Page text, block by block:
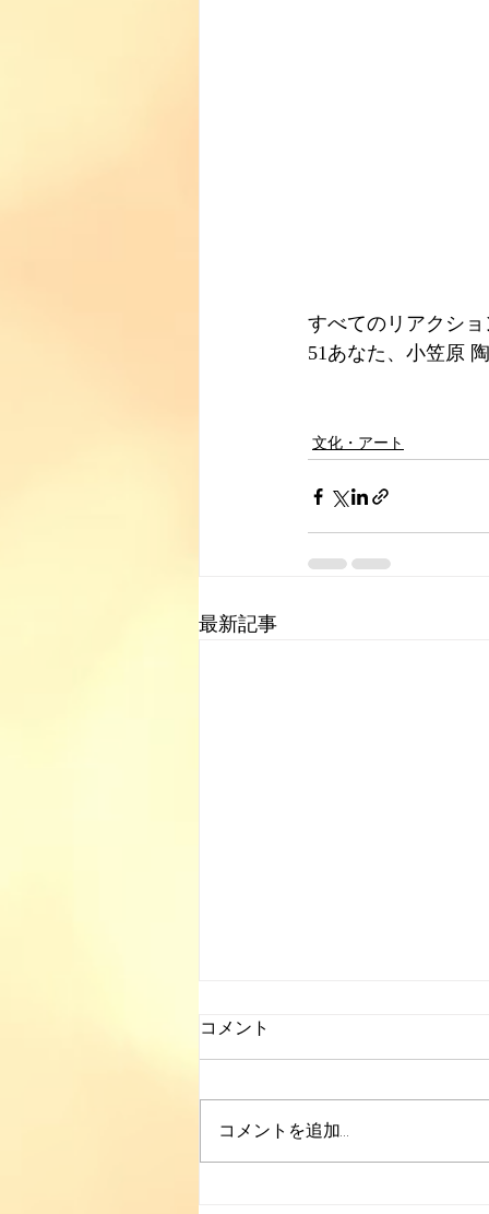
すべてのリアクショ
51あなた、小笠原
文化・アート
最新記事
大楠野草部
コメント
コメントを追加…